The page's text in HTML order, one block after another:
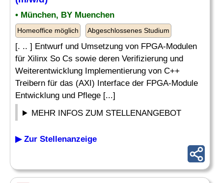
• München, BY Muenchen
Homeoffice möglich Abgeschlossenes Studium
[. .. ] Entwurf und Umsetzung von FPGA-Modulen
für Xilinx So Cs sowie deren Verifizierung und
Weiterentwicklung Implementierung von C++
Treibern für das (AXI) Interface der FPGA-Module
Entwicklung und Pflege [...]
MEHR INFOS ZUM STELLENANGEBOT
▶ Zur Stellenanzeige